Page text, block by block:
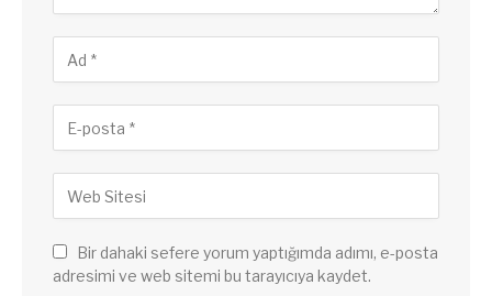
Bir dahaki sefere yorum yaptığımda adımı, e-posta
adresimi ve web sitemi bu tarayıcıya kaydet.